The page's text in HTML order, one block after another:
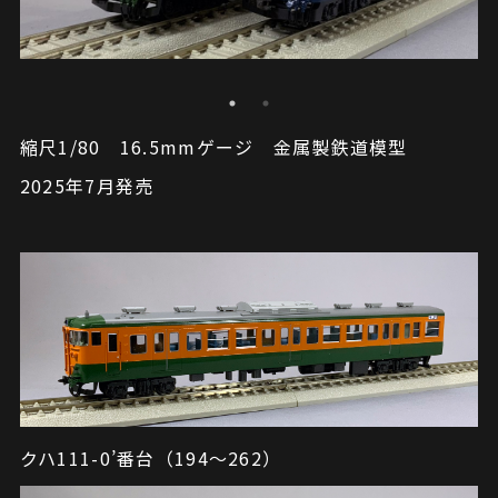
縮尺1/80 16.5mmゲージ 金属製鉄道模型
2025年7月発売
クハ111-0’番台（194～262）